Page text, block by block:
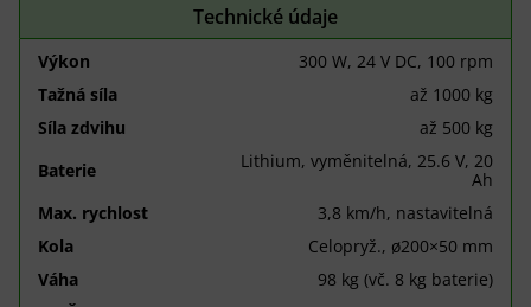
Technické údaje
Výkon
300 W, 24 V DC, 100 rpm
Tažná síla
až 1000 kg
Síla zdvihu
až 500 kg
Baterie
Lithium, vyměnitelná, 25.6 V, 20
Ah
Max. rychlost
3,8 km/h, nastavitelná
Kola
Celopryž., ø200×50 mm
Váha
98 kg (vč. 8 kg baterie)